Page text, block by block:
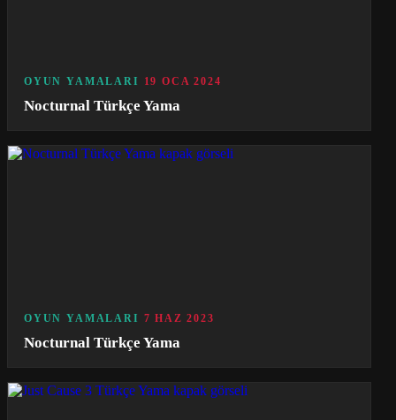
OYUN YAMALARI 19 OCA 2024
Nocturnal Türkçe Yama
OYUN YAMALARI 7 HAZ 2023
Nocturnal Türkçe Yama